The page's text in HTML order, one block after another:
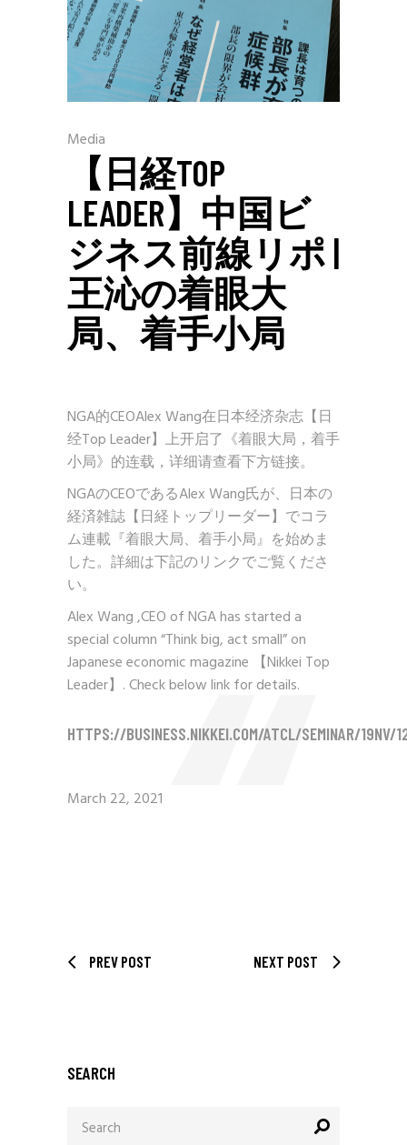
Media
【日経TOP
LEADER】中国ビ
ジネス前線リポ |
王沁の着眼大
局、着手小局
NGA的CEOAlex Wang在日本经济杂志【日
经Top Leader】上开启了《着眼大局，着手
小局》的连载，详细请查看下方链接。
NGAのCEOであるAlex Wang氏が、日本の
経済雑誌【日経トップリーダー】でコラ
ム連載『着眼大局、着手小局』を始めま
した。詳細は下記のリンクでご覧くださ
い。
Alex Wang ,CEO of NGA has started a
special column “Think big, act small” on
Japanese economic magazine 【Nikkei Top
Leader】 . Check below link for details.
HTTPS://BUSINESS.NIKKEI.COM/ATCL/SEMINAR/
March 22, 2021
PREV POST NEXT POST
SEARCH